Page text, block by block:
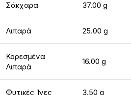
Σάκχαρα 37.00 g
Λιπαρά 25.00 g
Κορεσμένα
Λιπαρά
16.00 g
Φυτικές Ίνες 3.50 g